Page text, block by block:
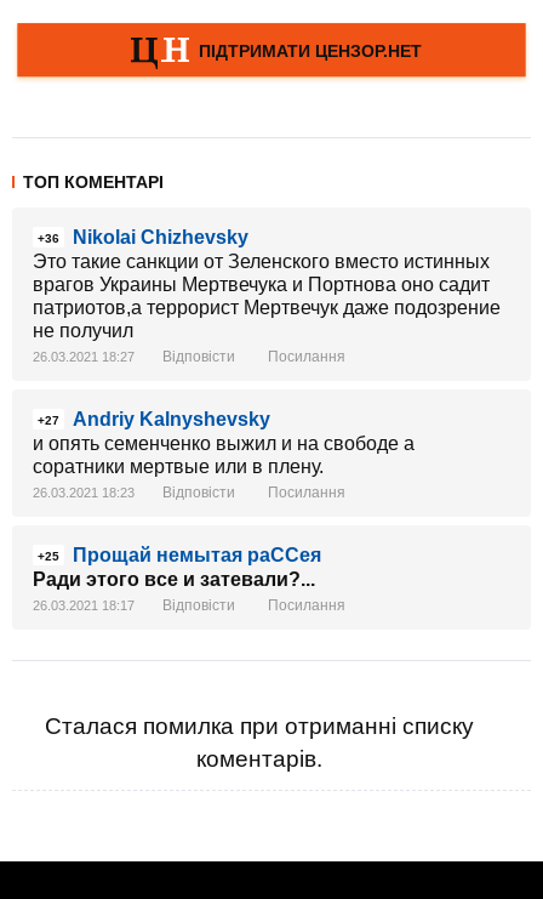
ТОП КОМЕНТАРІ
+36
Nikolai Chizhevsky
Это такие санкции от Зеленского вместо истинных
врагов Украины Мертвечука и Портнова оно садит
патриотов,а террорист Мертвечук даже подозрение
не получил
26.03.2021 18:27 Відповісти Посилання
+27
Andriy Kalnyshevsky
и опять семенченко выжил и на свободе а
соратники мертвые или в плену.
26.03.2021 18:23 Відповісти Посилання
+25
Прощай немытая раССея
Ради этого все и затевали?...
26.03.2021 18:17 Відповісти Посилання
Сталася помилка при отриманні списку
коментарів.